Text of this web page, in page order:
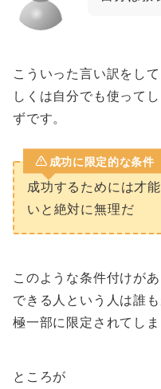
こういった言い訳をし
しくは自分でも使って
ずです。
成功に限定的な条件
成功するためには才
いと絶対に無理だ
このような条件付けが
できる人という人は誰
極一部に限定されてしま
ところが